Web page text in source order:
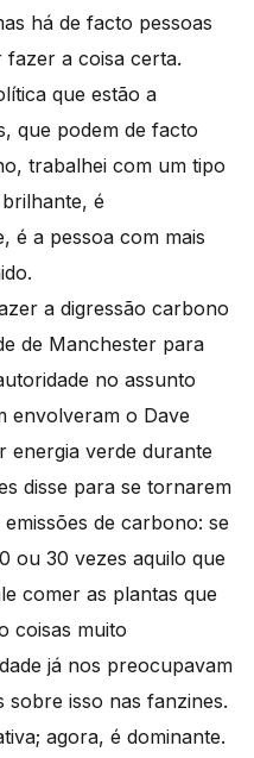
há de facto pessoas
fazer a coisa certa.
que estão a
que podem de facto
trabalhei com um tipo
é
é a pessoa com mais
a digressão carbono
de Manchester para
no assunto
envolveram o Dave
energia verde durante
disse para se tornarem
de carbono: se
ou 30 vezes aquilo que
comer as plantas que
coisas muito
já nos preocupavam
sobre isso nas fanzines.
agora, é dominante.